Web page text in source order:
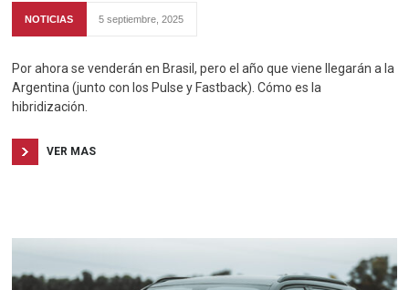
NOTICIAS 5 septiembre, 2025
Por ahora se venderán en Brasil, pero el año que viene llegarán a la
Argentina (junto con los Pulse y Fastback). Cómo es la
hibridización.
VER MAS